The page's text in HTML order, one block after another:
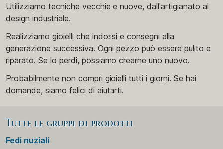
Utilizziamo tecniche vecchie e nuove, dall'artigianato al
design industriale.
Realizziamo gioielli che indossi e consegni alla
generazione successiva. Ogni pezzo può essere pulito e
riparato. Se lo perdi, possiamo crearne uno nuovo.
Probabilmente non compri gioielli tutti i giorni. Se hai
domande, siamo felici di aiutarti.
Tutte le gruppi di prodotti
Fedi nuziali